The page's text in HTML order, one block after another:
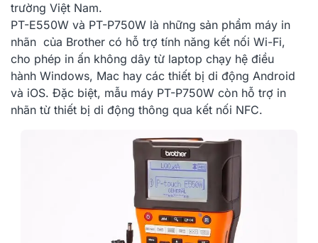
trường Việt Nam.
PT-E550W và PT-P750W là những sản phẩm máy in
nhãn của Brother có hỗ trợ tính năng kết nối Wi-Fi,
cho phép in ấn không dây từ laptop chạy hệ điều
hành Windows, Mac hay các thiết bị di động Android
và iOS. Đặc biệt, mẫu máy PT-P750W còn hỗ trợ in
nhãn từ thiết bị di động thông qua kết nối NFC.